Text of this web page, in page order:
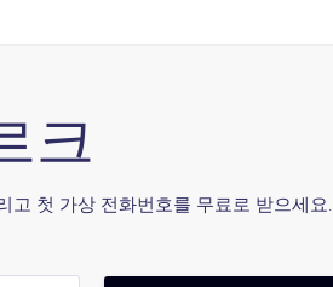
크
고 첫 가상 전화번호를 무료로 받으세요.